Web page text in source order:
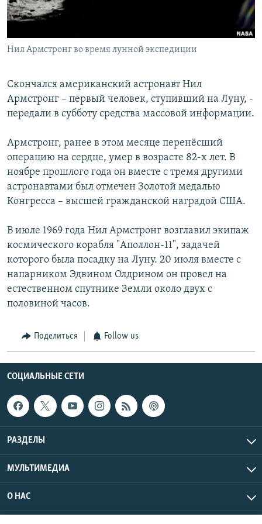
Հայերեն
English
Все сайты Радио Азатутюн
Нил Армстронг во время лунной экспедиции
Скончался американский астронавт Нил
Армстронг – первый человек, ступивший на Луну, -
передали в субботу средства массовой информации.
Армстронг, ранее в этом месяце перенёсший
операцию на сердце, умер в возрасте 82-х лет. В
ноябре прошлого года он вместе с тремя другими
астронавтами был отмечен Золотой медалью
Конгресса – высшей гражданской наградой США.
В июле 1969 года Нил Армстронг возглавил экипаж
космического корабля "Аполлон-11", задачей
которого была посадку на Луну. 20 июля вместе с
напарником Эдвином Олдрином он провел на
естественном спутнике Земли около двух с
половиной часов.
Поделиться Follow us
СОЦИАЛЬНЫЕ СЕТИ
РАЗДЕЛЫ
МУЛЬТИМЕДИА
О НАС